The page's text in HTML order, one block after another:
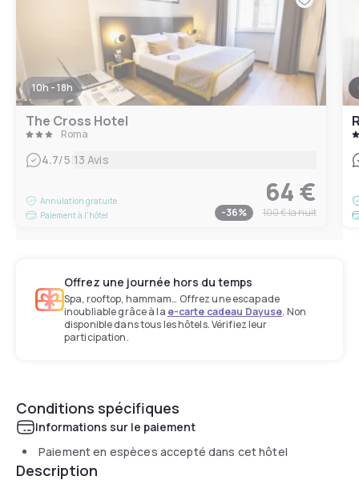
10h - 18h
The Cross Hotel
Roma
4.7/5 13 Avis
Annulation gratuite
Paiement à l'hôtel
64 €
-36% 100 €la nuit
Offrez une journée hors du temps
Spa, rooftop, hammam… Offrez une escapade
inoubliable grâce à la e-carte cadeau Dayuse. Non
disponible dans tous les hôtels. Vérifiez leur
participation.
Conditions spécifiques
Informations sur le paiement
Paiement en espèces accepté dans cet hôtel
Description